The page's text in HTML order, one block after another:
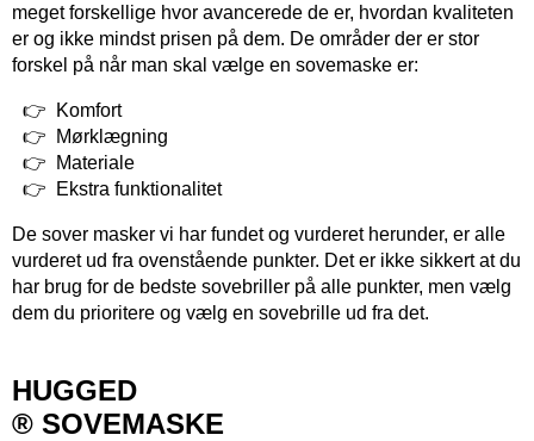
meget forskellige hvor avancerede de er, hvordan kvaliteten
er og ikke mindst prisen på dem. De områder der er stor
forskel på når man skal vælge en sovemaske er:
Komfort
Mørklægning
Materiale
Ekstra funktionalitet
De sover masker vi har fundet og vurderet herunder, er alle
vurderet ud fra ovenstående punkter. Det er ikke sikkert at du
har brug for de bedste sovebriller på alle punkter, men vælg
dem du prioritere og vælg en sovebrille ud fra det.
HUGGED
® SOVEMASKE